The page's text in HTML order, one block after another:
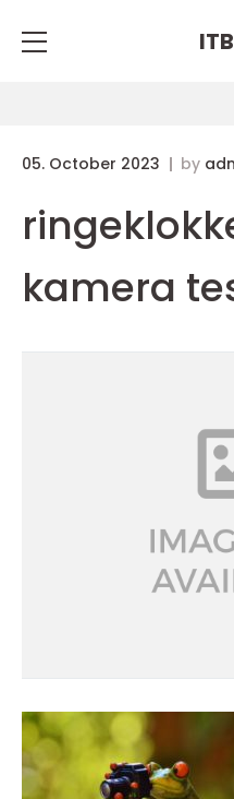
05. October 2023 by
kamera